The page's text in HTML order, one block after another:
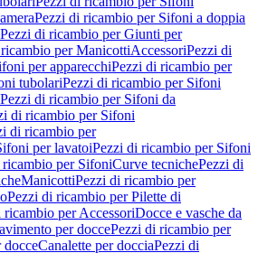
Pezzi di ricambio per Sifoni a doppia
Pezzi di ricambio per Giunti per
per ManicottiAccessoriPezzi di
per apparecchiPezzi di ricambio per
tubolariPezzi di ricambio per Sifoni
Pezzi di ricambio per Sifoni da
di ricambio per Sifoni
di ricambio per
per lavatoiPezzi di ricambio per Sifoni
per SifoniCurve tecnichePezzi di
ManicottiPezzi di ricambio per
Pezzi di ricambio per Pilette di
ricambio per AccessoriDocce e vasche da
per doccePezzi di ricambio per
docceCanalette per docciaPezzi di